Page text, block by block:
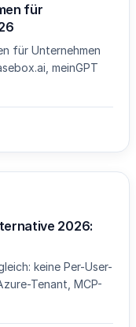
für
für Unternehmen
meinGPT
2026:
keine Per-User-
Tenant, MCP-